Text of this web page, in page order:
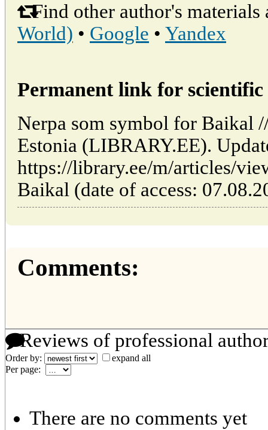
Find other author's materials
World) • Google • Yandex
Permanent link for
Nerpa som symbol for Baikal
Estonia (LIBRARY.EE).
https://library.ee/m/articles/
Baikal (date of access:
Comments:
Reviews of professional
Order by:
expand all
Per page:
There are no comments yet